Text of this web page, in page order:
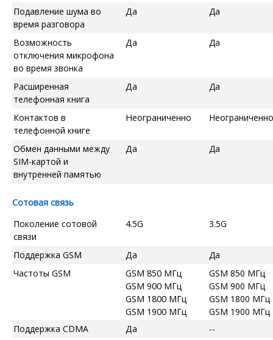
Подавление шума во
время разговора
Да Да
Возможность
отключения микрофона
во время звонка
Да Да
Расширенная
телефонная книга
Да Да
Контактов в
телефонной книге
Неограниченно Неограниченно
Обмен данными между
SIM-картой и
внутренней памятью
Да Да
Сотовая связь
Поколение сотовой
связи
4.5G 3.5G
Поддержка GSM Да
Да
Частоты GSM
GSM 850 МГц
GSM 900 МГц
GSM 1800 МГц
GSM 1900 МГц
GSM 850 МГц
GSM 900 МГц
GSM 1800 МГц
GSM 1900 МГц
Поддержка CDMA
Да --